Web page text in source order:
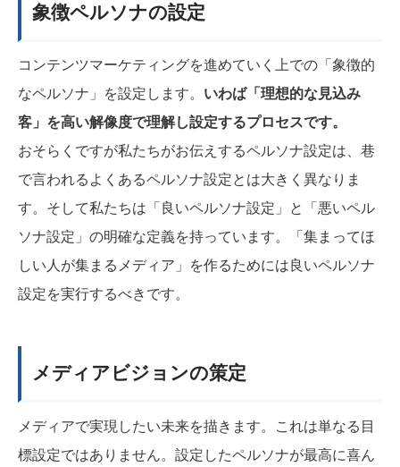
象徴ペルソナの設定
コンテンツマーケティングを進めていく上での「象徴的
なペルソナ」を設定します。 いわば「理想的な見込み
客」を高い解像度で理解し設定するプロセスです。
おそらくですが私たちがお伝えするペルソナ設定は、巷
で言われるよくあるペルソナ設定とは大きく異なりま
す。そして私たちは「良いペルソナ設定」と「悪いペル
ソナ設定」の明確な定義を持っています。
「集まってほ
しい人が集まるメディア」を作るためには良いペルソナ
設定を実行するべきです。
メディアビジョンの策定
メディアで実現したい未来を描きます。これは単なる目
標設定ではありません。設定したペルソナが最高に喜ん